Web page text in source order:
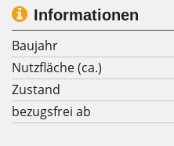
Informationen
Baujahr
Nutzfläche (ca.)
Zustand
bezugsfrei ab